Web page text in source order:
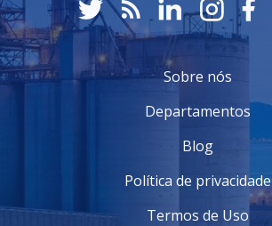
Sobre nós
Departamentos
Blog
Política de privacidade
Termos de Uso